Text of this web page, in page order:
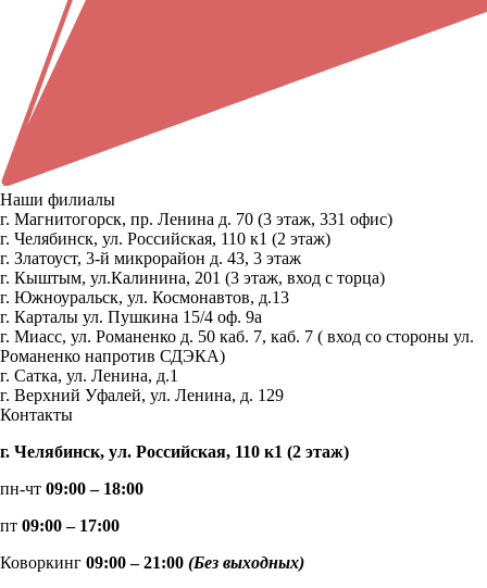
Наши филиалы
г. Магнитогорск, пр. Ленина д. 70 (3 этаж, 331 офис)
г. Челябинск, ул. Российская, 110 к1 (2 этаж)
г. Златоуст, 3-й микрорайон д. 43, 3 этаж
г. Кыштым, ул.Калинина, 201 (3 этаж, вход с торца)
г. Южноуральск, ул. Космонавтов, д.13
г. Карталы ул. Пушкина 15/4 оф. 9а
г. Миасс, ул. Романенко д. 50 каб. 7, каб. 7 ( вход со стороны ул.
Романенко напротив СДЭКА)
г. Сатка, ул. Ленина, д.1
г. Верхний Уфалей, ул. Ленина, д. 129
Контакты
г. Челябинск, ул. Российская, 110 к1 (2 этаж)
пн-чт 09:00 – 18:00
пт 09:00 – 17:00
Коворкинг 09:00 – 21:00 (Без выходных)